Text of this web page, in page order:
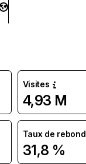
Visites
4,93 M
Taux de rebond
31,8 %